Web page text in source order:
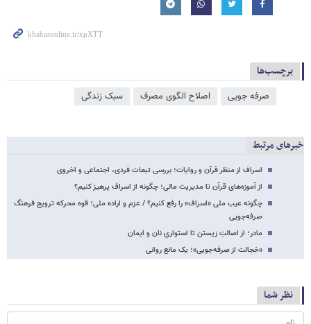
برچسب‌ها
صرفه جویی اصلاح الگوی مصرف سبک زندگی
خبرهای مرتبط
اسراف از منظر قرآن و روایات؛ بررسی تبعات فردی، اجتماعی و اخروی
از آموزه‌های قرآن تا مدیریت مالی؛ چگونه از اسراف پرهیز کنیم؟
چگونه عیب ملی «اسراف» را رفع کنیم؟ / عزم و اراده ملی؛ قوه محرکه ترویج فرهنگ
صرفه‌جویی
مادر؛ از اصالتِ زیستن تا استواریِ نان و ایمان
«خجالت از صرفه‌جویی»؛ یک مانع روانی
نظر شما